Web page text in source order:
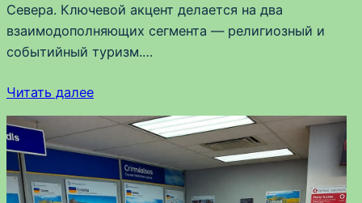
Севера. Ключевой акцент делается на два
взаимодополняющих сегмента — религиозный и
событийный туризм.…
Читать далее